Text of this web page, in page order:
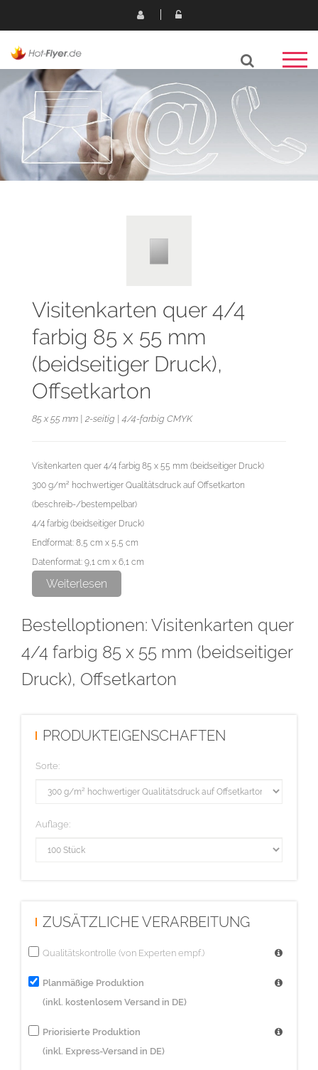
Visitenkarten quer 4/4
farbig 85 x 55 mm
(beidseitiger Druck),
Offsetkarton
85 x 55 mm | 2-seitig | 4/4-farbig CMYK
Visitenkarten quer 4/4 farbig 85 x 55 mm (beidseitiger Druck)
300 g/m² hochwertiger Qualitätsdruck auf Offsetkarton
(beschreib-/bestempelbar)
4/4 farbig (beidseitiger Druck)
Endformat: 8,5 cm x 5,5 cm
Datenformat: 9,1 cm x 6,1 cm
rauer Oberfläche. Hier ist ein nachträgliches Beschreiben,
Diese Auflage wird im hochwertigen Digitaldruck hergestellt.
Weiterlesen
Bestelloptionen: Visitenkarten quer
4/4 farbig 85 x 55 mm (beidseitiger
Druck), Offsetkarton
PRODUKTEIGENSCHAFTEN
Sorte:
Auflage:
ZUSÄTZLICHE VERARBEITUNG
Qualitätskontrolle (von Experten empf.)
Planmäßige Produktion
(inkl. kostenlosem Versand in DE)
Priorisierte Produktion
(inkl. Express-Versand in DE)